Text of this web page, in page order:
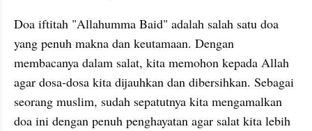
Doa iftitah "Allahumma Baid" adalah salah satu doa
yang penuh makna dan keutamaan. Dengan
membacanya dalam salat, kita memohon kepada Allah
agar dosa-dosa kita dijauhkan dan dibersihkan. Sebagai
seorang muslim, sudah sepatutnya kita mengamalkan
doa ini dengan penuh penghayatan agar salat kita lebih